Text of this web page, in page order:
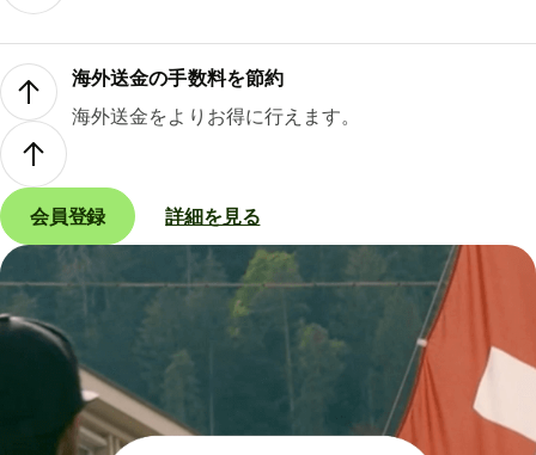
海外送金の手数料を節約
海外送金をよりお得に行えます。
会員登録 詳細を見る